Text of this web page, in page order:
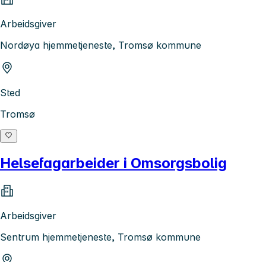
Arbeidsgiver
Nordøya hjemmetjeneste, Tromsø kommune
Sted
Tromsø
Helsefagarbeider i Omsorgsbolig
Arbeidsgiver
Sentrum hjemmetjeneste, Tromsø kommune